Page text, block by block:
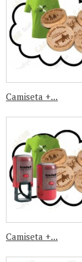
Camiseta +...
Camiseta +...